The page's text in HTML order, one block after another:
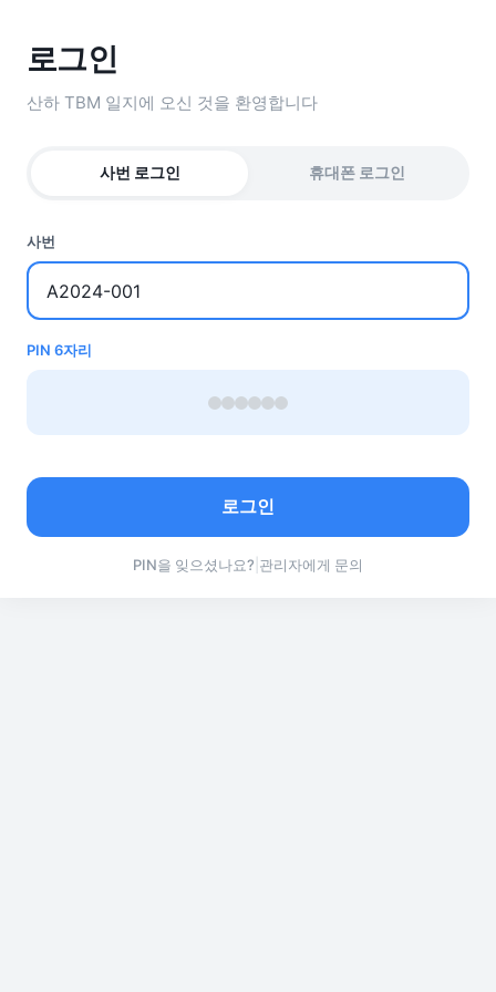
로그인
산하 TBM 일지에 오신 것을 환영합니다
사번 로그인 휴대폰 로그인
사번
PIN 6자리
로그인
PIN을 잊으셨나요? 관리자에게 문의